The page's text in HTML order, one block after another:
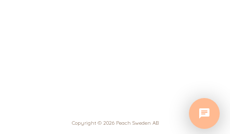
Copyright © 2026 Peach Sweden AB